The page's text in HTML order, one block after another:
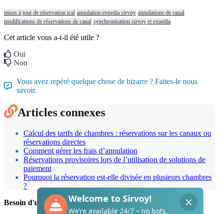
mises à jour de réservation ical annulation expedia sirvoy annulations de canal
modifications de réservations de canal synchronisation sirvoy et expedia
Cet article vous a-t-il été utile ?
Oui
Non
Vous avez repéré quelque chose de bizarre ? Faites-le nous
savoir.
Articles connexes
Calcul des tarifs de chambres : réservations sur les canaux ou
réservations directes
Comment gérer les frais d’annulation
Réservations provisoires lors de l’utilisation de solutions de
paiement
Pourquoi la réservation est-elle divisée en plusieurs chambres
?
Besoin d'un coup de main de Sirvoy ?